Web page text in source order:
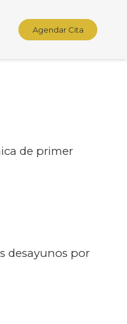
Agendar Cita
de primer
desayunos por